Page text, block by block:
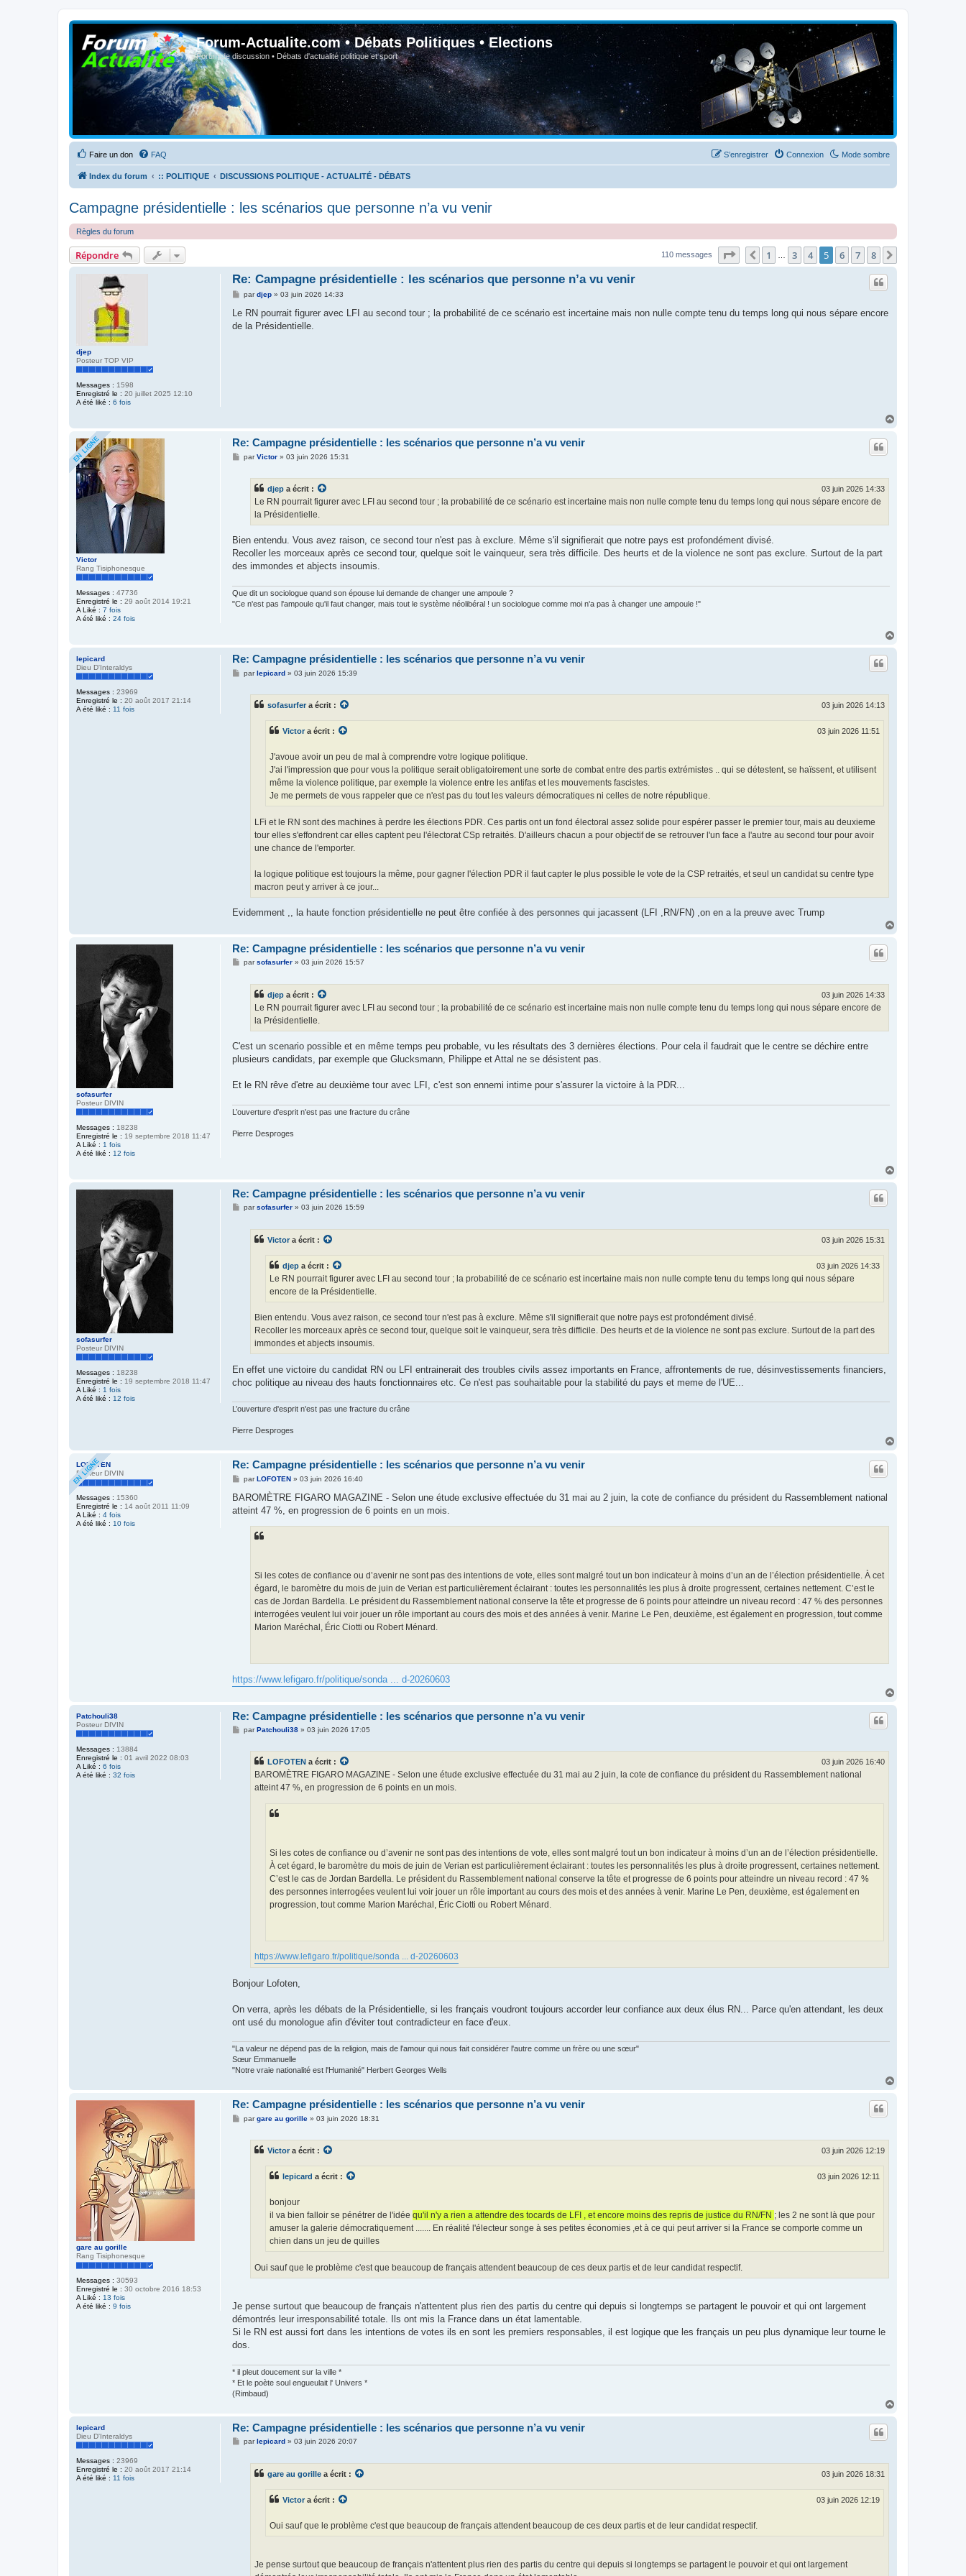
Forum-Actualite.com • Débats Politiques • Elections
Forum de discussion • Débats d'actualité politique et sport
Faire un don Mode sombre
FAQ Connexion
S’enregistrer
Index du forum :: POLITIQUE DISCUSSIONS POLITIQUE - ACTUALITÉ - DÉBATS
Campagne présidentielle : les scénarios que personne n’a vu venir
Règles du forum
Répondre 110 messages Page sur8
Précédente
1 3 4 5 6 7 8
djep
Posteur TOP VIP
Messages : 1598
Enregistré le : 20 juillet 2025 12:10
A été liké : 6 fois
Re: Campagne présidentielle : les scénarios que personne n’a vu venir
M
s
a
pardjep» 03 juin 2026 14:33
Le RN pourrait figurer avec LFI au second tour ; la probabilité de ce scénario est incertaine mais non nulle compte tenu du temps long qui nous sépare encore
de la Présidentielle.
Victor
Rang Tisiphonesque
Messages : 47736
Enregistré le : 29 août 2014 19:21
A Liké : 7 fois
A été liké : 24 fois
Re: Campagne présidentielle : les scénarios que personne n’a vu venir
MparVictor» 03 juin 2026 15:31
djep a écrit : 03 juin 2026 14:33
Le RN pourrait figurer avec LFI au second tour ; la probabilité de ce scénario est incertaine mais non nulle compte tenu du temps long qui nous sépare encore de
la Présidentielle.
Bien entendu. Vous avez raison, ce second tour n'est pas à exclure. Même s'il signifierait que notre pays est profondément divisé.
Recoller les morceaux après ce second tour, quelque soit le vainqueur, sera très difficile. Des heurts et de la violence ne sont pas exclure. Surtout de la part
des immondes et abjects insoumis.
Que dit un sociologue quand son épouse lui demande de changer une ampoule ?
"Ce n'est pas l'ampoule qu'il faut changer, mais tout le système néolibéral ! un sociologue comme moi n'a pas à changer une ampoule !"
lepicard
Dieu D'Interaldys
Messages : 23969
Enregistré le : 20 août 2017 21:14
A été liké : 11 fois
Re: Campagne présidentielle : les scénarios que personne n’a vu venir
Mparlepicard» 03 juin 2026 15:39
sofasurfer a écrit : 03 juin 2026 14:13
Victora écrit : 03 juin 2026 11:51
J'avoue avoir un peu de mal à comprendre votre logique politique.
J'ai l'impression que pour vous la politique serait obligatoirement une sorte de combat entre des partis extrémistes .. qui se détestent, se haïssent, et utilisent
même la violence politique, par exemple la violence entre les antifas et les mouvements fascistes.
Je me permets de vous rappeler que ce n'est pas du tout les valeurs démocratiques ni celles de notre république.
LFi et le RN sont des machines à perdre les élections PDR. Ces partis ont un fond électoral assez solide pour espérer passer le premier tour, mais au deuxieme
tour elles s'effondrent car elles captent peu l'électorat CSp retraités. D'ailleurs chacun a pour objectif de se retrouver l'un face a l'autre au second tour pour avoir
une chance de l'emporter.
la logique politique est toujours la même, pour gagner l'élection PDR il faut capter le plus possible le vote de la CSP retraités, et seul un candidat su centre type
macron peut y arriver à ce jour...
Evidemment ,, la haute fonction présidentielle ne peut être confiée à des personnes qui jacassent (LFI ,RN/FN) ,on en a la preuve avec Trump
sofasurfer
Posteur DIVIN
Messages : 18238
Enregistré le : 19 septembre 2018 11:47
A Liké : 1 fois
A été liké : 12 fois
Re: Campagne présidentielle : les scénarios que personne n’a vu venir
Mparsofasurfer» 03 juin 2026 15:57
djep a écrit : 03 juin 2026 14:33
Le RN pourrait figurer avec LFI au second tour ; la probabilité de ce scénario est incertaine mais non nulle compte tenu du temps long qui nous sépare encore de
la Présidentielle.
C'est un scenario possible et en même temps peu probable, vu les résultats des 3 dernières élections. Pour cela il faudrait que le centre se déchire entre
plusieurs candidats, par exemple que Glucksmann, Philippe et Attal ne se désistent pas.
Et le RN rêve d'etre au deuxième tour avec LFI, c'est son ennemi intime pour s'assurer la victoire à la PDR...
L’ouverture d'esprit n'est pas une fracture du crâne
Pierre Desproges
sofasurfer
Posteur DIVIN
Messages : 18238
Enregistré le : 19 septembre 2018 11:47
A Liké : 1 fois
A été liké : 12 fois
Re: Campagne présidentielle : les scénarios que personne n’a vu venir
Mparsofasurfer» 03 juin 2026 15:59
Victor a écrit : 03 juin 2026 15:31
djep a écrit : 03 juin 2026 14:33
Le RN pourrait figurer avec LFI au second tour ; la probabilité de ce scénario est incertaine mais non nulle compte tenu du temps long qui nous sépare
encore de la Présidentielle.
Bien entendu. Vous avez raison, ce second tour n'est pas à exclure. Même s'il signifierait que notre pays est profondément divisé.
Recoller les morceaux après ce second tour, quelque soit le vainqueur, sera très difficile. Des heurts et de la violence ne sont pas exclure. Surtout de la part des
immondes et abjects insoumis.
En effet une victoire du candidat RN ou LFI entrainerait des troubles civils assez importants en France, affrontements de rue, désinvestissements financiers,
choc politique au niveau des hauts fonctionnaires etc. Ce n'est pas souhaitable pour la stabilité du pays et meme de l'UE...
L’ouverture d'esprit n'est pas une fracture du crâne
Pierre Desproges
LOFOTEN
Posteur DIVIN
Messages : 15360
Enregistré le : 14 août 2011 11:09
A Liké : 4 fois
A été liké : 10 fois
Re: Campagne présidentielle : les scénarios que personne n’a vu venir
M
s
a
parLOFOTEN» 03 juin 2026 16:40
BAROMÈTRE FIGARO MAGAZINE - Selon une étude exclusive effectuée du 31 mai au 2 juin, la cote de confiance du président du Rassemblement national
atteint 47 %, en progression de 6 points en un mois.
Si les cotes de confiance ou d’avenir ne sont pas des intentions de vote, elles sont malgré tout un bon indicateur à moins d’un an de l’élection présidentielle. À cet
égard, le baromètre du mois de juin de Verian est particulièrement éclairant : toutes les personnalités les plus à droite progressent, certaines nettement. C’est le
cas de Jordan Bardella. Le président du Rassemblement national conserve la tête et progresse de 6 points pour atteindre un niveau record : 47 % des personnes
interrogées veulent lui voir jouer un rôle important au cours des mois et des années à venir. Marine Le Pen, deuxième, est également en progression, tout comme
Marion Maréchal, Éric Ciotti ou Robert Ménard.
https://www.lefigaro.fr/politique/sonda ... d-20260603
Patchouli38
Posteur DIVIN
Messages : 13884
Enregistré le : 01 avril 2022 08:03
A Liké : 6 fois
A été liké : 32 fois
Re: Campagne présidentielle : les scénarios que personne n’a vu venir
MparPatchouli38» 03 juin 2026 17:05
LOFOTEN a écrit : 03 juin 2026 16:40
BAROMÈTRE FIGARO MAGAZINE - Selon une étude exclusive effectuée du 31 mai au 2 juin, la cote de confiance du président du Rassemblement national
atteint 47 %, en progression de 6 points en un mois.
Si les cotes de confiance ou d’avenir ne sont pas des intentions de vote, elles sont malgré tout un bon indicateur à moins d’un an de l’élection présidentielle.
À cet égard, le baromètre du mois de juin de Verian est particulièrement éclairant : toutes les personnalités les plus à droite progressent, certaines nettement.
C’est le cas de Jordan Bardella. Le président du Rassemblement national conserve la tête et progresse de 6 points pour atteindre un niveau record : 47 %
des personnes interrogées veulent lui voir jouer un rôle important au cours des mois et des années à venir. Marine Le Pen, deuxième, est également en
progression, tout comme Marion Maréchal, Éric Ciotti ou Robert Ménard.
https://www.lefigaro.fr/politique/sonda ... d-20260603
Bonjour Lofoten,
On verra, après les débats de la Présidentielle, si les français voudront toujours accorder leur confiance aux deux élus RN... Parce qu'en attendant, les deux
ont usé du monologue afin d'éviter tout contradicteur en face d'eux.
"La valeur ne dépend pas de la religion, mais de l'amour qui nous fait considérer l'autre comme un frère ou une sœur"
Sœur Emmanuelle
"Notre vraie nationalité est l'Humanité" Herbert Georges Wells
gare au gorille
Rang Tisiphonesque
Messages : 30593
Enregistré le : 30 octobre 2016 18:53
A Liké : 13 fois
A été liké : 9 fois
Re: Campagne présidentielle : les scénarios que personne n’a vu venir
Mpargare au gorille» 03 juin 2026 18:31
Victor a écrit : 03 juin 2026 12:19
lepicard a écrit : 03 juin 2026 12:11
bonjour
il va bien falloir se pénétrer de l'idée qu'il n'y a rien a attendre des tocards de LFI , et encore moins des repris de justice du RN/FN ; les 2 ne sont là que pour
amuser la galerie démocratiquement ....... En réalité l'électeur songe à ses petites économies ,et à ce qui peut arriver si la France se comporte comme un
chien dans un jeu de quilles
Oui sauf que le problème c'est que beaucoup de français attendent beaucoup de ces deux partis et de leur candidat respectif.
Je pense surtout que beaucoup de français n'attentent plus rien des partis du centre qui depuis si longtemps se partagent le pouvoir et qui ont largement
démontrés leur irresponsabilité totale. Ils ont mis la France dans un état lamentable.
Si le RN est aussi fort dans les intentions de votes ils en sont les premiers responsables, il est logique que les français un peu plus dynamique leur tourne le
dos.
* il pleut doucement sur la ville *
* Et le poète soul engueulait l' Univers *
(Rimbaud)
lepicard
Dieu D'Interaldys
Messages : 23969
Enregistré le : 20 août 2017 21:14
A été liké : 11 fois
Re: Campagne présidentielle : les scénarios que personne n’a vu venir
Mparlepicard» 03 juin 2026 20:07
gare au gorille a écrit : 03 juin 2026 18:31
Victora écrit : 03 juin 2026 12:19
Oui sauf que le problème c'est que beaucoup de français attendent beaucoup de ces deux partis et de leur candidat respectif.
Je pense surtout que beaucoup de français n'attentent plus rien des partis du centre qui depuis si longtemps se partagent le pouvoir et qui ont largement